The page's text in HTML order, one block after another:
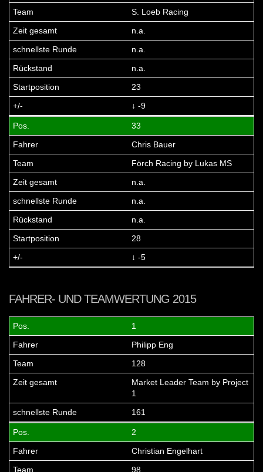
S. Loeb Racing
n.a.
n.a.
n.a.
23
↓ -9
33
Chris Bauer
Förch Racing by Lukas MS
n.a.
n.a.
n.a.
28
↓ -5
FAHRER- UND TEAMWERTUNG 2015
1
Philipp Eng
128
Market Leader Team by Project
1
161
2
Christian Engelhart
98